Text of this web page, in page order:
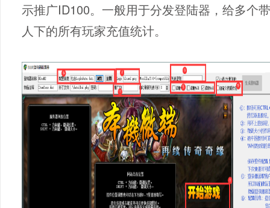
示推广ID100。一般用于分发登陆器，给多个
人下的所有玩家充值统计。